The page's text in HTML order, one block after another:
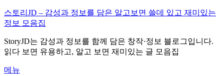
내
용
로
바
가
스토리JD – 감성과 정보를 담은 알고보면 쓸데 있고 재미있는
정보 모음집
StoryJD는 감성과 정보를 함께 담은 창작·정보 블로그입니다.
읽다 보면 유용하고, 알고 보면 재미있는 글 모음집
메뉴